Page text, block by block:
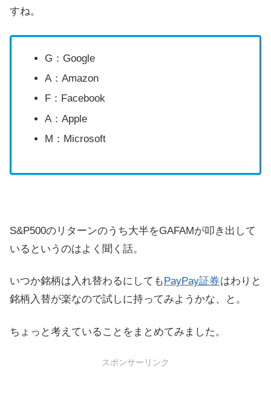
すね。
G：Google
A：Amazon
F：Facebook
A：Apple
M：Microsoft
S&P500のリターンのうち大半をGAFAMが叩き出して
いるというのはよく聞く話。
いつか銘柄は入れ替わるにしても PayPay証券はわりと
銘柄入替が楽なので試しに持ってみようかな、と。
ちょっと考えていることをまとめてみました。
スポンサーリンク